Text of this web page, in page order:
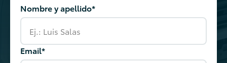
Nombre y apellido*
Email*